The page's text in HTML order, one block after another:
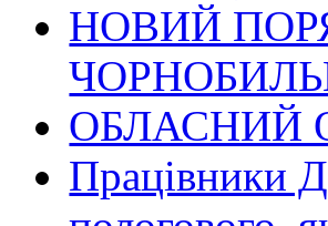
НОВИЙ
ОБЛАСНИЙ
Працівники